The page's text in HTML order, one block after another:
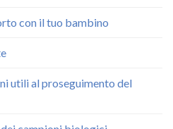
con il tuo bambino
utili al proseguimento del